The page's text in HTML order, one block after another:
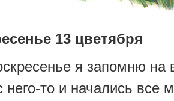
13 цветября
я запомню на
него-то и начались все